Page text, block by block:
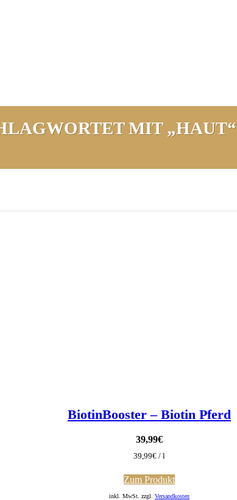
MIT „HAUT“
BiotinBooster – Biotin Pferd
39,99€
39,99€ / l
Zum Produkt
inkl. MwSt. zzgl. Versandkosten